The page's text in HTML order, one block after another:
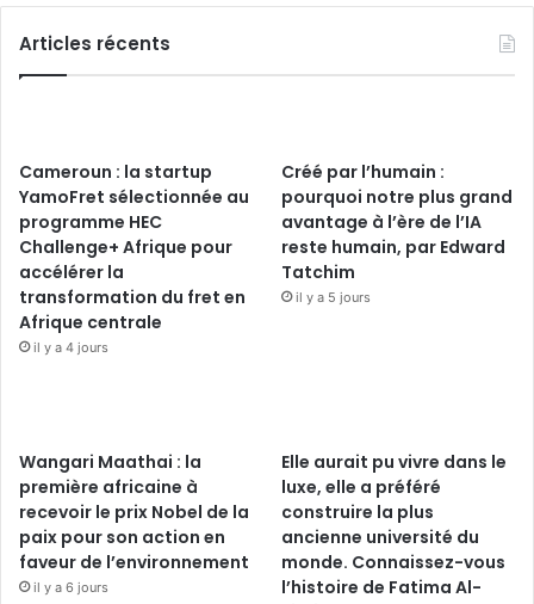
Articles récents
Cameroun : la startup
YamoFret sélectionnée au
programme HEC
Challenge+ Afrique pour
accélérer la
transformation du fret en
Afrique centrale
il y a 4 jours
Créé par l’humain :
pourquoi notre plus grand
avantage à l’ère de l’IA
reste humain, par Edward
Tatchim
il y a 5 jours
Wangari Maathai : la
première africaine à
recevoir le prix Nobel de la
paix pour son action en
faveur de l’environnement
il y a 6 jours
Elle aurait pu vivre dans le
luxe, elle a préféré
construire la plus
ancienne université du
monde. Connaissez-vous
l’histoire de Fatima Al-